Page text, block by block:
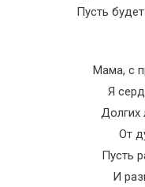
Пусть
Мама, с
Я
Долгих
От
Пусть
И